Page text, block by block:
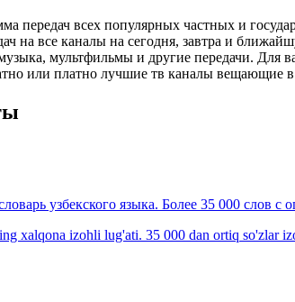
передач всех популярных частных и
на все каналы на сегодня, завтра и
мультфильмы и другие передачи. Для
или платно лучшие тв каналы вещающие в
узбекского языка. Более 35 000 слов с
xalqona izohli lug'ati. 35 000 dan ortiq so'zlar